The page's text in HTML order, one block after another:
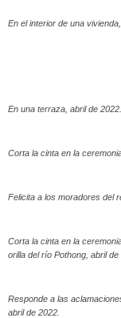
En el interior de una
En una terraza, abril de 2022.
Corta la cinta en la
Felicita a los moradores del
Corta la cinta en la
orilla del río Pothong, abril de
Responde a las
abril de 2022.